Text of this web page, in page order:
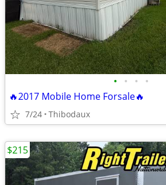
• • • •
🔥2017 Mobile Home Forsale🔥
7/24 Thibodaux
$215